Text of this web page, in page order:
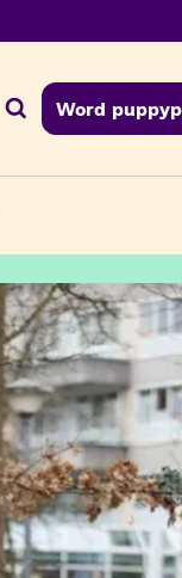
ZoekenWord